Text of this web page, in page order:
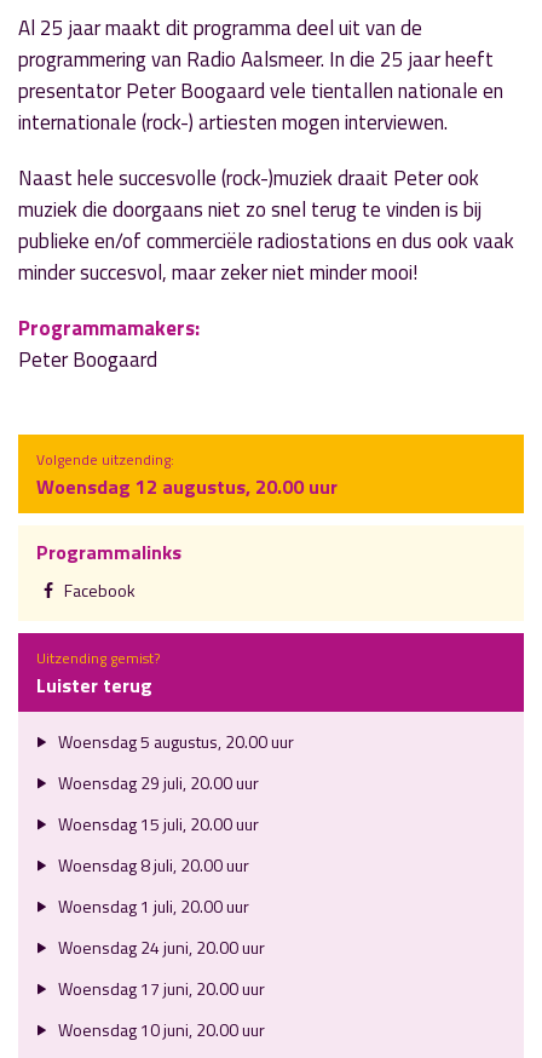
Al 25 jaar maakt dit programma deel uit van de
programmering van Radio Aalsmeer. In die 25 jaar heeft
presentator Peter Boogaard vele tientallen nationale en
internationale (rock-) artiesten mogen interviewen.
Naast hele succesvolle (rock-)muziek draait Peter ook
muziek die doorgaans niet zo snel terug te vinden is bij
publieke en/of commerciële radiostations en dus ook vaak
minder succesvol, maar zeker niet minder mooi!
Programmamakers:
Peter Boogaard
Volgende uitzending:
Woensdag 12 augustus, 20.00 uur
Programmalinks
Facebook
Uitzending gemist?
Luister terug
Woensdag 5 augustus, 20.00 uur
Woensdag 29 juli, 20.00 uur
Woensdag 15 juli, 20.00 uur
Woensdag 8 juli, 20.00 uur
Woensdag 1 juli, 20.00 uur
Woensdag 24 juni, 20.00 uur
Woensdag 17 juni, 20.00 uur
Woensdag 10 juni, 20.00 uur